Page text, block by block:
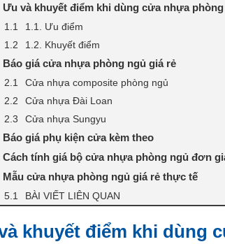
Ưu và khuyết điểm khi dùng cửa nhựa
1.1. Ưu điểm
1.2. Khuyết điểm
Báo giá cửa nhựa phòng ngủ giá rẻ
Cửa nhựa composite phòng ngủ
Cửa nhựa Đài Loan
Cửa nhựa Sungyu
Báo giá phụ kiện cửa kèm theo
Cách tính giá bộ cửa nhựa phòng ngủ đơn
Mẫu cửa nhựa phòng ngủ giá rẻ thực tế
BÀI VIẾT LIÊN QUAN
khuyết điểm khi dùng